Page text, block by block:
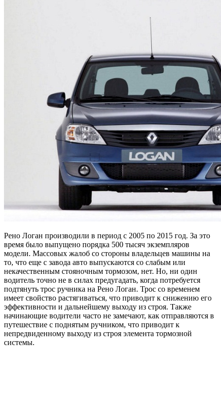
Рено Логан производили в период с 2005 по 2015 год. За это
время было выпущено порядка 500 тысяч экземпляров
модели. Массовых жалоб со стороны владельцев машины на
то, что еще с завода авто выпускаются со слабым или
некачественным стояночным тормозом, нет. Но, ни один
водитель точно не в силах предугадать, когда потребуется
подтянуть трос ручника на Рено Логан. Трос со временем
имеет свойство растягиваться, что приводит к снижению его
эффективности и дальнейшему выходу из строя. Также
начинающие водители часто не замечают, как отправляются в
путешествие с поднятым ручником, что приводит к
непредвиденному выходу из строя элемента тормозной
системы.